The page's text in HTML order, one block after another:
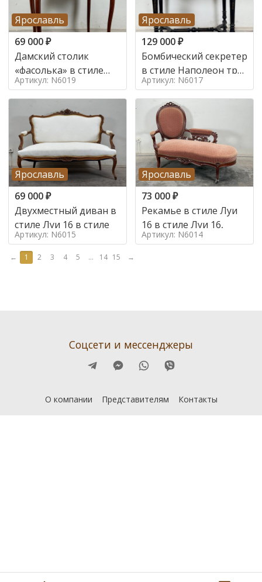
Ярославль
69 000₽
Дамский столик
«фасолька» в стиле
Луи 16,
Артикул: N6019
Ярославль
129 000₽
Бомбический секретер
в стиле Наполеон труа
в стиле
Артикул: N6017
Ярославль
69 000₽
Двухместный диван в
стиле Луи 16 в стиле
Артикул: N6015
Ярославль
73 000₽
Рекамье в стиле Луи
16 в стиле Луи 16,
Артикул: N6014
← 1 2 3 4 5 ... 14 15 →
Соцсети и мессенджеры
О компании Представителям Контакты